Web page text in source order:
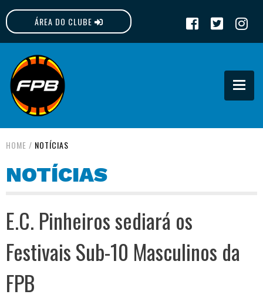
ÁREA DO CLUBE
FPB
HOME / NOTÍCIAS
NOTÍCIAS
E.C. Pinheiros sediará os
Festivais Sub-10 Masculinos da
FPB